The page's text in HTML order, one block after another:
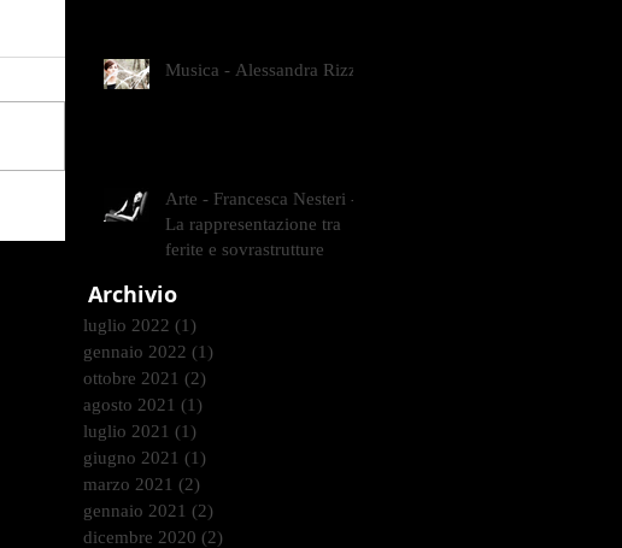
Musica - Alessandra Rizzo
Arte - Francesca Nesteri -
La rappresentazione tra
ferite e sovrastrutture
Archivio
luglio 2022 (1)
gennaio 2022 (1)
ottobre 2021 (2)
agosto 2021 (1)
luglio 2021 (1)
giugno 2021 (1)
marzo 2021 (2)
gennaio 2021 (2)
dicembre 2020 (2)